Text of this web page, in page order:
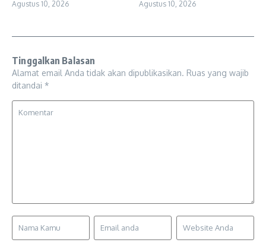
Agustus 10, 2026 Agustus 10, 2026
Tinggalkan Balasan
Alamat email Anda tidak akan dipublikasikan. Ruas yang wajib
ditandai *